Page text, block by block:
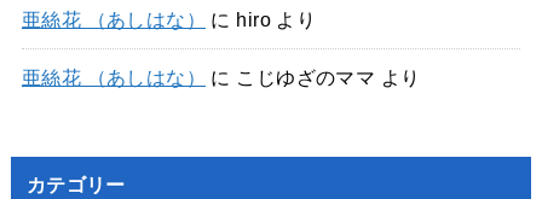
亜絲花 （あしはな） に hiroより
亜絲花 （あしはな） に こじゆざのママ より
カテゴリー